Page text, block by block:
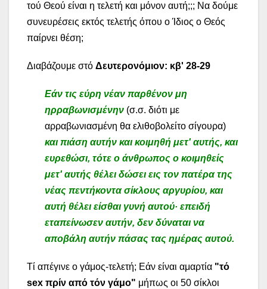
τού Θεού είναι η τελετή και μόνον αυτή;;; Να δούμε
συνευρέσεις εκτός τελετής όπου ο Ίδιος ο Θεός
παίρνει θέση;
Διαβάζουμε στό Δευτερονόμιον: κβ' 28-29
Εάν τις εύρη νέαν παρθένον μη
ηρραβωνισμένην (σ.σ. διότι με
αρραβωνιασμένη θα ελιθοβολείτο σίγουρα)
και πιάση αυτήν και κοιμηθή μετ' αυτής, και
ευρεθώσι, τότε ο άνθρωπος ο κοιμηθείς
μετ' αυτής θέλει δώσει εις τον πατέρα της
νέας πεντήκοντα σίκλους αργυρίου, και
αυτή θέλει είσθαι γυνή αυτού· επειδή
εταπείνωσεν αυτήν, δεν δύναται να
αποβάλη αυτήν πάσας τας ημέρας αυτού.
Τί απέγινε ο γάμος-τελετή; Εάν είναι αμαρτία "τό
sex πρίν από τόν γάμο" μήπως οι 50 σίκλοι